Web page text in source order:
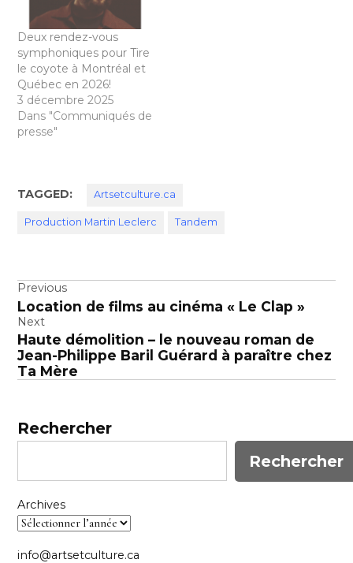
Deux rendez-vous
symphoniques pour Tire
le coyote à Montréal et
Québec en 2026!
3 décembre 2025
Dans "Communiqués de
presse"
TAGGED: Artsetculture.ca
Production Martin Leclerc Tandem
Navigation
de
l’article
Previous
Location de films au cinéma « Le Clap »
Next
Haute démolition – le nouveau roman de
Jean-Philippe Baril Guérard à paraître chez
Ta Mère
Rechercher
Rechercher
Archives
info@artsetculture.ca